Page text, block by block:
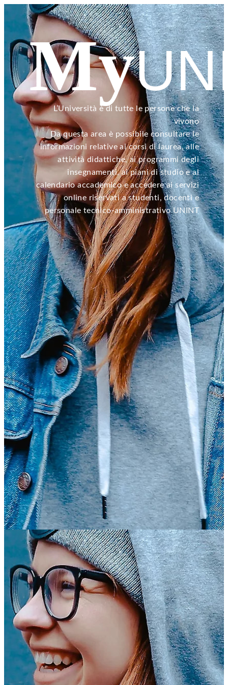
My
L’Università è di tutte le persone che la
vivono
Da questa area è possibile consultare le
informazioni relative ai corsi di laurea, alle
attività didattiche, ai programmi degli
insegnamenti, ai piani di studio e al
calendario accademico e accedere ai servizi
online riservati a studenti, docenti e
personale tecnico-amministrativo UNINT